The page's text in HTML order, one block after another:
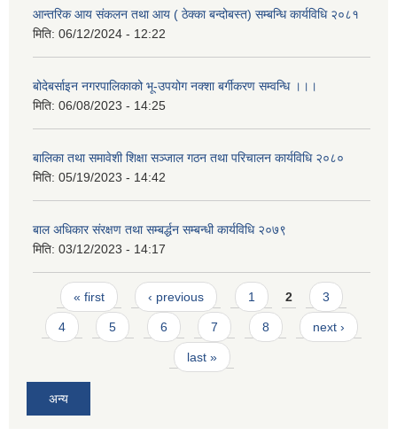
आन्तरिक आय संकलन तथा आय ( ठेक्का बन्दोबस्त) सम्बन्धि कार्यविधि २०८१
मिति: 06/12/2024 - 12:22
बोदेबर्साइन नगरपालिकाको भू-उपयोग नक्शा बर्गीकरण सम्वन्धि ।।।
मिति: 06/08/2023 - 14:25
बालिका तथा समावेशी शिक्षा सञ्जाल गठन तथा परिचालन कार्यविधि २०८०
मिति: 05/19/2023 - 14:42
बाल अधिकार संरक्षण तथा सम्बर्द्धन सम्बन्धी कार्यविधि २०७९
मिति: 03/12/2023 - 14:17
Pages
« first ‹ previous 1 2 3
4 5 6 7 8 next ›
last »
अन्य